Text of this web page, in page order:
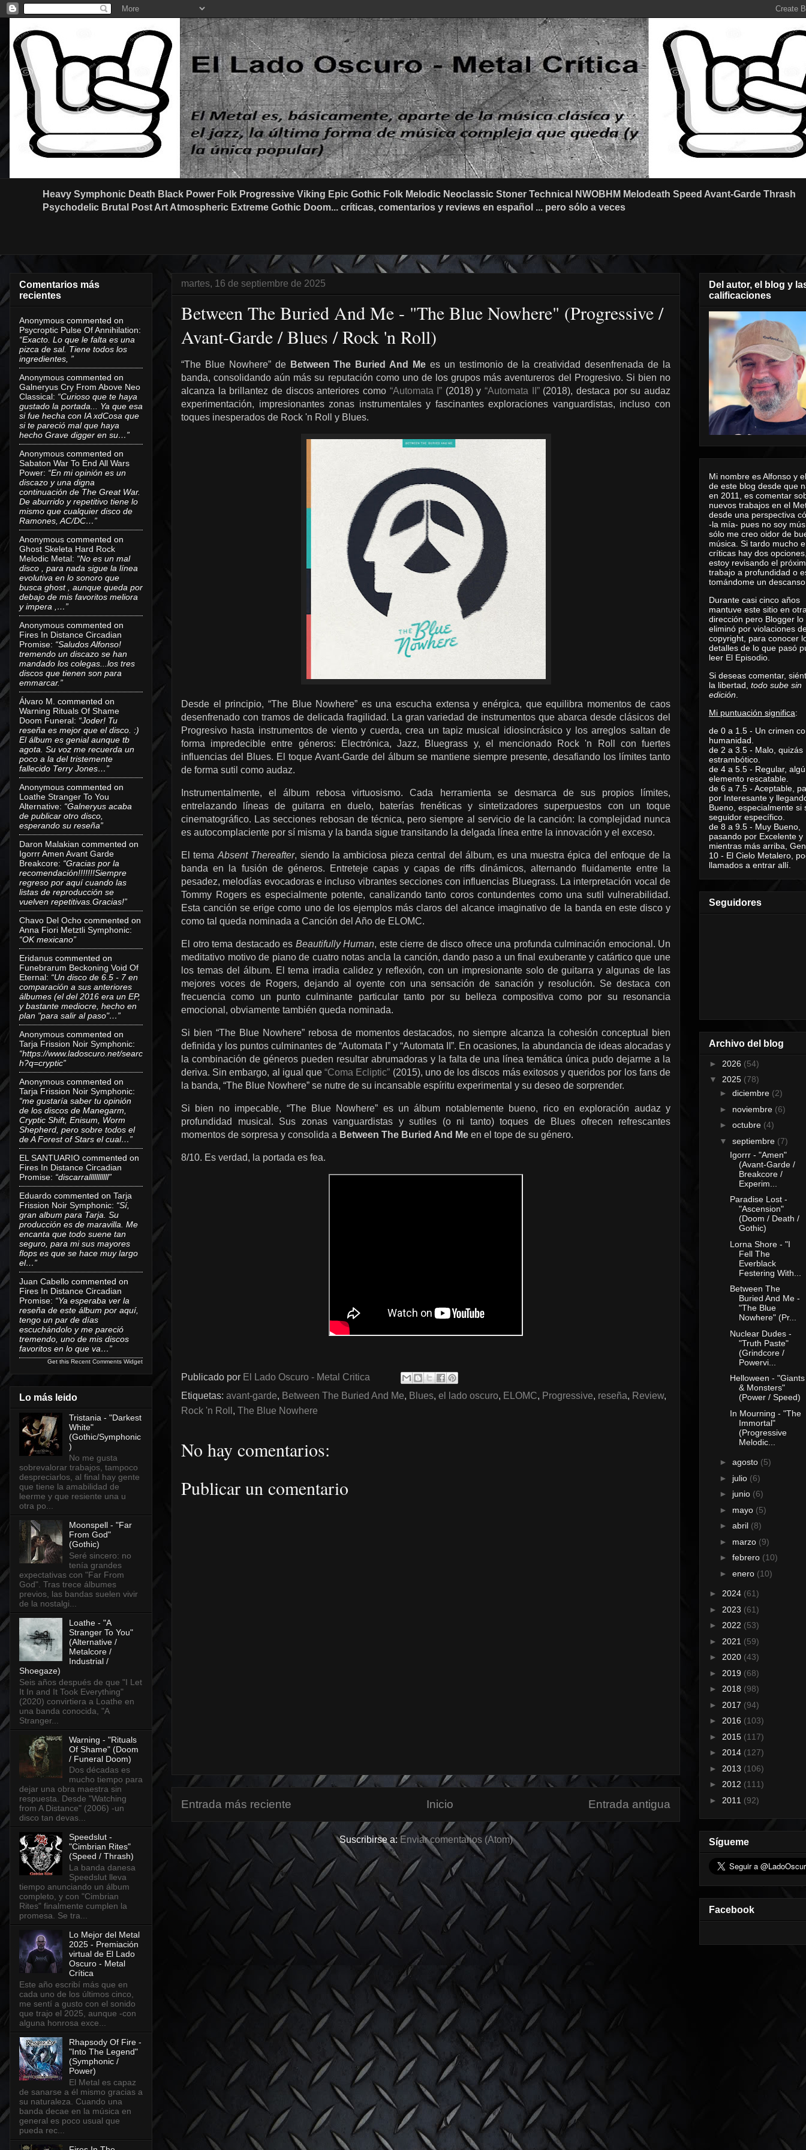
Heavy Symphonic Death Black Power Folk Progressive Viking Epic Gothic Folk Melodic Neoclassic Stoner Technical NWOBHM Melodeath Speed Avant-Garde Thrash
Psychodelic Brutal Post Art Atmospheric Extreme Gothic Doom... críticas, comentarios y reviews en español ... pero sólo a veces
martes, 16 de septiembre de 2025
Between The Buried And Me - "The Blue Nowhere" (Progressive /
Avant-Garde / Blues / Rock 'n Roll)
“The Blue Nowhere” de Between The Buried And Me es un testimonio de la creatividad desenfrenada de la
banda, consolidando aún más su reputación como uno de los grupos más aventureros del Progresivo. Si bien no
alcanza la brillantez de discos anteriores como “Automata I” (2018) y“Automata II”(2018), destaca por su audaz
experimentación, impresionantes zonas instrumentales y fascinantes exploraciones vanguardistas, incluso con
toques inesperados de Rock 'n Roll y Blues.
Desde el principio, “The Blue Nowhere” es una escucha extensa y enérgica, que equilibra momentos de caos
desenfrenado con tramos de delicada fragilidad. La gran variedad de instrumentos que abarca desde clásicos del
Progresivo hasta instrumentos de viento y cuerda, crea un tapiz musical idiosincrásico y los arreglos saltan de
forma impredecible entre géneros: Electrónica, Jazz, Bluegrass y, el mencionado Rock 'n Roll con fuertes
influencias del Blues. El toque Avant-Garde del álbum se mantiene siempre presente, desafiando los límites tanto
de forma sutil como audaz.
Instrumentalmente, el álbum rebosa virtuosismo. Cada herramienta se desmarca de sus propios límites,
entrelazando líneas de guitarra en duelo, baterías frenéticas y sintetizadores superpuestos con un toque
cinematográfico. Las secciones rebosan de técnica, pero siempre al servicio de la canción: la complejidad nunca
es autocomplaciente por sí misma y ​​la banda sigue transitando la delgada línea entre la innovación y el exceso.
El tema Absent Thereafter, siendo la ambiciosa pieza central del álbum, es una muestra épica del enfoque de la
banda en la fusión de géneros. Entreteje capas y capas de riffs dinámicos, alternando fluidamente entre la
pesadez, melodías evocadoras e incluso vibrantes secciones con influencias Bluegrass. La interpretación vocal de
Tommy Rogers es especialmente potente, canalizando tanto coros contundentes como una sutil vulnerabilidad.
Esta canción se erige como uno de los ejemplos más claros del alcance imaginativo de la banda en este disco y
como tal queda nominada a Canción del Año de ELOMC.
El otro tema destacado es Beautifully Human, este cierre de disco ofrece una profunda culminación emocional. Un
meditativo motivo de piano de cuatro notas ancla la canción, dando paso a un final exuberante y catártico que une
los temas del álbum. El tema irradia calidez y reflexión, con un impresionante solo de guitarra y algunas de las
mejores voces de Rogers, dejando al oyente con una sensación de sanación y resolución. Se destaca con
frecuencia como un punto culminante particular tanto por su belleza compositiva como por su resonancia
emocional, obviamente también queda nominada.
Si bien “The Blue Nowhere” rebosa de momentos destacados, no siempre alcanza la cohesión conceptual bien
definida y los puntos culminantes de “Automata I” y “Automata II”. En ocasiones, la abundancia de ideas alocadas y
la combinación de géneros pueden resultar abrumadoras y la falta de una línea temática única pudo dejarme a la
deriva. Sin embargo, al igual que“Coma Ecliptic” (2015), uno de los discos más exitosos y queridos por los fans de
la banda, “The Blue Nowhere” se nutre de su incansable espíritu experimental y su deseo de sorprender.
Si bien no impecable, “The Blue Nowhere” es un álbum notablemente bueno, rico en exploración audaz y
profundidad musical. Sus zonas vanguardistas y sutiles (o ni tanto) toques de Blues ofrecen refrescantes
momentos de sorpresa y consolida a Between The Buried And Me en el tope de su género.
8/10. Es verdad, la portada es fea.
Publicado por El Lado Oscuro - Metal Critica
Etiquetas: avant-garde, Between The Buried And Me, Blues, el lado oscuro, ELOMC, Progressive, reseña, Review,
Rock 'n Roll , The Blue Nowhere
No hay comentarios:
Publicar un comentario
Entrada más reciente Entrada antigua
Inicio
Suscribirse a: Enviar comentarios (Atom)
Comentarios más
recientes
Anonymous commented on
Psycroptic Pulse Of Annihilation:
“Exacto. Lo que le falta es una
pizca de sal. Tiene todos los
ingredientes, ”
Anonymous commented on
Galneryus Cry From Above Neo
Classical: “Curioso que te haya
gustado la portada... Ya que esa
si fue hecha con IA xdCosa que
si te pareció mal que haya
hecho Grave digger en su…”
Anonymous commented on
Sabaton War To End All Wars
Power: “En mi opinión es un
discazo y una digna
continuación de The Great War.
De aburrido y repetitivo tiene lo
mismo que cualquier disco de
Ramones, AC/DC…”
Anonymous commented on
Ghost Skeleta Hard Rock
Melodic Metal: “No es un mal
disco , para nada sigue la línea
evolutiva en lo sonoro que
busca ghost , aunque queda por
debajo de mis favoritos meliora
y impera ,…”
Anonymous commented on
Fires In Distance Circadian
Promise: “Saludos Alfonso!
tremendo un discazo se han
mandado los colegas...los tres
discos que tienen son para
emmarcar.”
Álvaro M. commented on
Warning Rituals Of Shame
Doom Funeral: “Joder! Tu
reseña es mejor que el disco. :)
El álbum es genial aunque tb
agota. Su voz me recuerda un
poco a la del tristemente
fallecido Terry Jones…”
Anonymous commented on
Loathe Stranger To You
Alternative: “Galneryus acaba
de publicar otro disco,
esperando su reseña”
Daron Malakian commented on
Igorrr Amen Avant Garde
Breakcore: “Gracias por la
recomendación!!!!!!!Siempre
regreso por aquí cuando las
listas de reproducción se
vuelven repetitivas.Gracias!”
Chavo Del Ocho commented on
Anna Fiori Metztli Symphonic:
“OK mexicano”
Eridanus commented on
Funebrarum Beckoning Void Of
Eternal: “Un disco de 6.5 - 7 en
comparación a sus anteriores
álbumes (el del 2016 era un EP,
y bastante mediocre, hecho en
plan "para salir al paso"…”
Anonymous commented on
Tarja Frission Noir Symphonic:
“https://www.ladoscuro.net/searc
h?q=cryptic”
Anonymous commented on
Tarja Frission Noir Symphonic:
“me gustaría saber tu opinión
de los discos de Manegarm,
Cryptic Shift, Enisum, Worm
Shepherd, pero sobre todos el
de A Forest of Stars el cual…”
EL SANTUARIO commented on
Fires In Distance Circadian
Promise: “discarralllllllllll”
Eduardo commented on Tarja
Frission Noir Symphonic: “Sí,
gran album para Tarja. Su
producción es de maravilla. Me
encanta que todo suene tan
seguro, para mi sus mayores
flops es que se hace muy largo
el…”
Juan Cabello commented on
Fires In Distance Circadian
Promise: “Ya esperaba ver la
reseña de este álbum por aquí,
tengo un par de días
escuchándolo y me pareció
tremendo, uno de mis discos
favoritos en lo que va…”
Get this Recent Comments Widget
Lo más leido
Tristania - "Darkest
White"
(Gothic/Symphonic
)
No me gusta
sobrevalorar trabajos, tampoco
despreciarlos, al final hay gente
que tiene la amabilidad de
leerme y que resiente una u
otra po...
Moonspell - "Far
From God"
(Gothic)
Seré sincero: no
tenía grandes
expectativas con "Far From
God". Tras trece álbumes
previos, las bandas suelen vivir
de la nostalgi...
Loathe - "A
Stranger To You"
(Alternative /
Metalcore /
Industrial /
Shoegaze)
Seis años después de que "I Let
It In and It Took Everything"
(2020) convirtiera a Loathe en
una banda conocida, "A
Stranger...
Warning - "Rituals
Of Shame" (Doom
/ Funeral Doom)
Dos décadas es
mucho tiempo para
dejar una obra maestra sin
respuesta. Desde "Watching
from A Distance" (2006) -un
disco tan devas...
Speedslut -
"Cimbrian Rites"
(Speed / Thrash)
La banda danesa
Speedslut lleva
tiempo anunciando un álbum
completo, y con "Cimbrian
Rites" finalmente cumplen la
promesa. Se tra...
Lo Mejor del Metal
2025 - Premiación
virtual de El Lado
Oscuro - Metal
Crítica
Este año escribí más que en
cada uno de los últimos cinco,
me sentí a gusto con el sonido
que trajo el 2025, aunque -con
alguna honrosa exce...
Rhapsody Of Fire -
"Into The Legend"
(Symphonic /
Power)
El Metal es capaz
de sanarse a él mismo gracias a
su naturaleza. Cuando una
banda decae en la música en
general es poco usual que
pueda rec...
Del autor, el blog y
calificaciones
Mi nombre es Alfonso y
de este blog desde que
en 2011, es comentar
nuevos trabajos en el
desde una perspectiva
-la mía- pues no soy
sólo me creo oidor de
música. Si tardo mucho
críticas hay dos
estoy revisando el
trabajo a profundidad o
tomándome un
Durante casi cinco años
mantuve este sitio en
dirección pero Blogger lo
eliminó por violaciones
copyright, para conocer
detalles de lo que pasó
leer El Episodio
Si deseas comentar,
la libertad, todo sube sin
edición
Mi puntuación significa:
de 0 a 1.5 - Un crimen
humanidad.
de 2 a 3.5 - Malo, quizás
estrambótico.
de 4 a 5.5 - Regular,
elemento rescatable.
de 6 a 7.5 - Aceptable,
por Interesante y
Bueno, especialmente si
seguidor específico.
de 8 a 9.5 - Muy Bueno,
pasando por Excelente y
mientras más arriba,
10 - El Cielo Metalero,
llamados a entrar allí.
Seguidores
Archivo del blog
► 2026 (54)
▼ 2025 (78)
► diciembre (2)
► noviembre (6)
► octubre (4)
▼ septiembre (7)
Igorrr - "Amen"
(Avant-Garde /
Breakcore /
Experim...
Paradise Lost -
"Ascension"
(Doom / Death /
Gothic)
Lorna Shore - "I
Fell The
Everblack
Festering With...
Between The
Buried And Me -
"The Blue
Nowhere" (Pr...
Nuclear Dudes -
"Truth Paste"
(Grindcore /
Powervi...
Helloween - "Giants
& Monsters"
(Power / Speed)
In Mourning - "The
Immortal"
(Progressive
Melodic...
► agosto (5)
► julio (6)
► junio (6)
► mayo (5)
► abril (8)
► marzo (9)
► febrero (10)
► enero (10)
► 2024 (61)
► 2023 (61)
► 2022 (53)
► 2021 (59)
► 2020 (43)
► 2019 (68)
► 2018 (98)
► 2017 (94)
► 2016 (103)
► 2015 (117)
► 2014 (127)
► 2013 (106)
► 2012 (111)
► 2011 (92)
Sígueme
Facebook